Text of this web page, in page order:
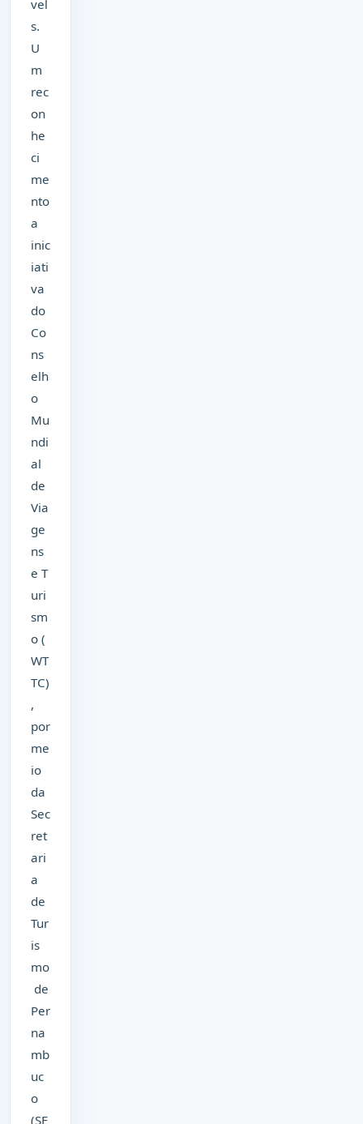
vel
s.
U
m
rec
on
he
ci
me
nto
a
inic
iati
va
do
Co
ns
elh
o
Mu
ndi
al
de
Via
ge
ns
e T
uri
sm
o (
WT
TC)
,
por
me
io
da
Sec
ret
ari
a
de
Tur
is
mo
de
Per
na
mb
uc
o
(SE